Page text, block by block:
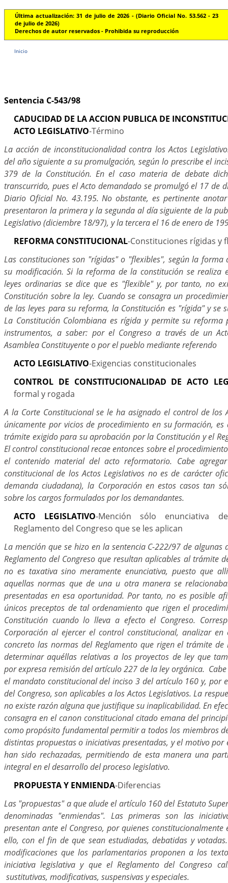
Última actualización: 31 de julio de 2026 - (Diario Oficial No. 53.562 - 23
de julio de 2026)
Derechos de autor reservados - Prohibida su reproducción
Inicio
Sentencia C-543/98
CADUCIDAD DE LA ACCION PUBLICA DE
ACTO LEGISLATIVO-Término
La acción de inconstitucionalidad contra los Actos
del año siguiente a su promulgación, según lo prescribe el
379 de la Constitución. En el caso materia de debate
transcurrido, pues el Acto demandado se promulgó el 17 de
Diario Oficial No. 43.195. No obstante, es pertinente
presentaron la primera y la segunda al día siguiente de la
Legislativo (diciembre 18/97), y la tercera el 16 de enero de
REFORMA CONSTITUCIONAL-Constituciones rígidas y
Las constituciones son "rígidas" o "flexibles", según la forma
su modificación. Si la reforma de la constitución se realiza
leyes ordinarias se dice que es "flexible" y, por tanto, no
Constitución sobre la ley. Cuando se consagra un
de las leyes para su reforma, la Constitución es "rígida" y se
La Constitución Colombiana es rígida y permite su
instrumentos, a saber: por el Congreso a través de un
Asamblea Constituyente o por el pueblo mediante referendo
ACTO LEGISLATIVO-Exigencias constitucionales
CONTROL DE CONSTITUCIONALIDAD DE ACTO
formal y rogada
A la Corte Constitucional se le ha asignado el control de los
únicamente por vicios de procedimiento en su formación,
trámite exigido para su aprobación por la Constitución y el
El control constitucional recae entonces sobre el
el contenido material del acto reformatorio. Cabe
constitucional de los Actos Legislativos no es de carácter
demanda ciudadana), la Corporación en estos casos tan
sobre los cargos formulados por los demandantes.
ACTO LEGISLATIVO-Mención sólo enunciativa
Reglamento del Congreso que se les aplican
La mención que se hizo en la sentencia C-222/97 de algunas
Reglamento del Congreso que resultan aplicables al trámite
no es taxativa sino meramente enunciativa, puesto que
aquellas normas que de una u otra manera se
presentadas en esa oportunidad. Por tanto, no es posible
únicos preceptos de tal ordenamiento que rigen el
Constitución cuando lo lleva a efecto el Congreso.
Corporación al ejercer el control constitucional, analizar
concreto las normas del Reglamento que rigen el trámite de
determinar aquéllas relativas a los proyectos de ley que
por expresa remisión del artículo 227 de la ley orgánica.
el mandato constitucional del inciso 3 del artículo 160 y, por
del Congreso, son aplicables a los Actos Legislativos. La
no existe razón alguna que justifique su inaplicabilidad. En
consagra en el canon constitucional citado emana del
como propósito fundamental permitir a todos los miembros
distintas propuestas o iniciativas presentadas, y el motivo por
han sido rechazadas, permitiendo de esta manera una
integral en el desarrollo del proceso legislativo.
PROPUESTA Y ENMIENDA-Diferencias
Las "propuestas" a que alude el artículo 160 del Estatuto
denominadas "enmiendas". Las primeras son las
presentan ante el Congreso, por quienes
ello, con el fin de que sean estudiadas, debatidas y
modificaciones que los parlamentarios proponen a los
iniciativa legislativa y que el Reglamento del Congreso
sustitutivas, modificativas, suspensivas y especiales.